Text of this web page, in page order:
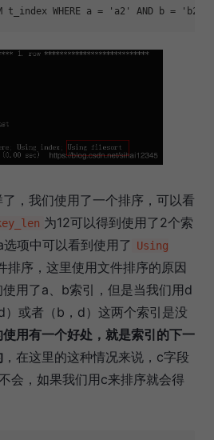
t_index WHERE a = 'a2' AND b = 'b2'
，我们使用了一个排序，可以看
为12可以得到使用了2个索
选项中可以看到使用了 Using
排序，这里使用文件排序的原因
用了a、b索引，但是当我们用d
或者（b，d）这两个索引是没
用有一个好处，就是索引的下一
，在这里的这种情况来说，c字段
会，如果我们用c来排序就会得